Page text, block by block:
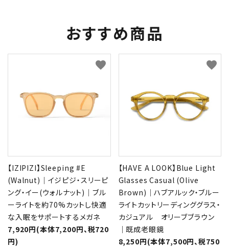
おすすめ商品
【IZIPIZI】Sleeping #E
(Walnut)｜イジピジ・スリーピ
ング・イー(ウォルナット)｜ブル
ーライトを約70%カットし快適
な入眠をサポートするメガネ
7,920円(本体7,200円、税720
円)
favorite
【HAVE A LOOK】Blue Light
Glasses Casual (Olive
Brown)｜ハブアルック・ブルー
ライトカットリーディンググラス・
カジュアル オリーブブラウン
｜既成老眼鏡
8,250円(本体7,500円、税750
favorite